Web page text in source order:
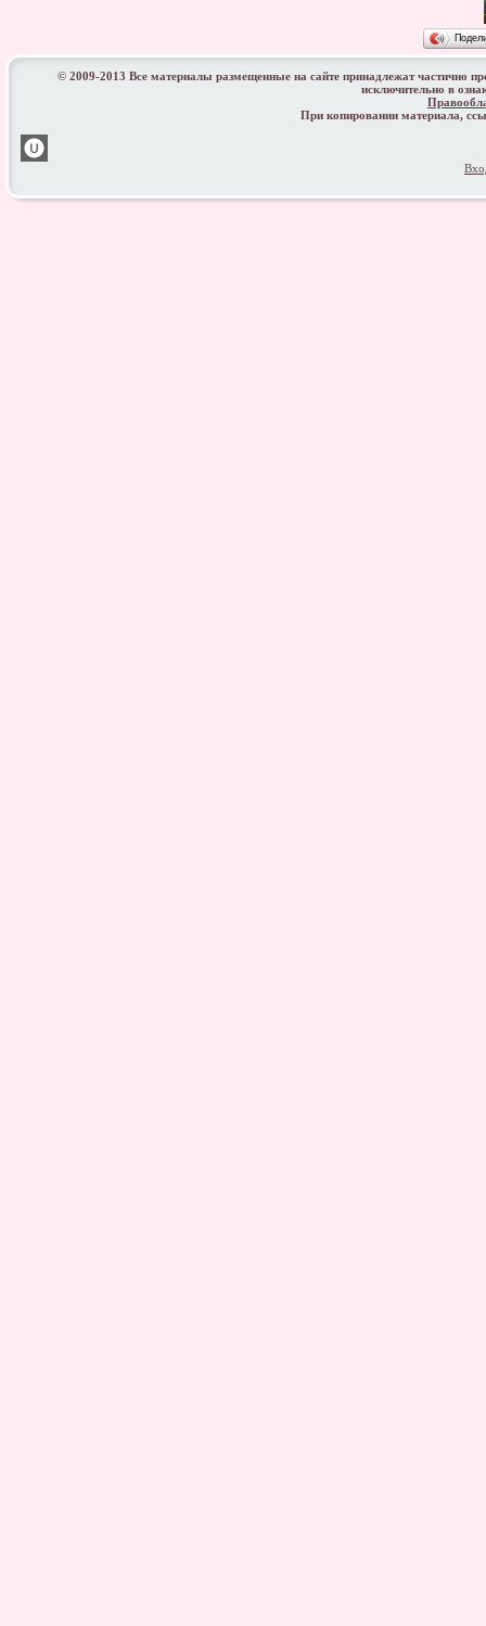
© 2009-2013 Все материалы размещенные на сайте принадлежат частично
исключительно в
При копировании материала,